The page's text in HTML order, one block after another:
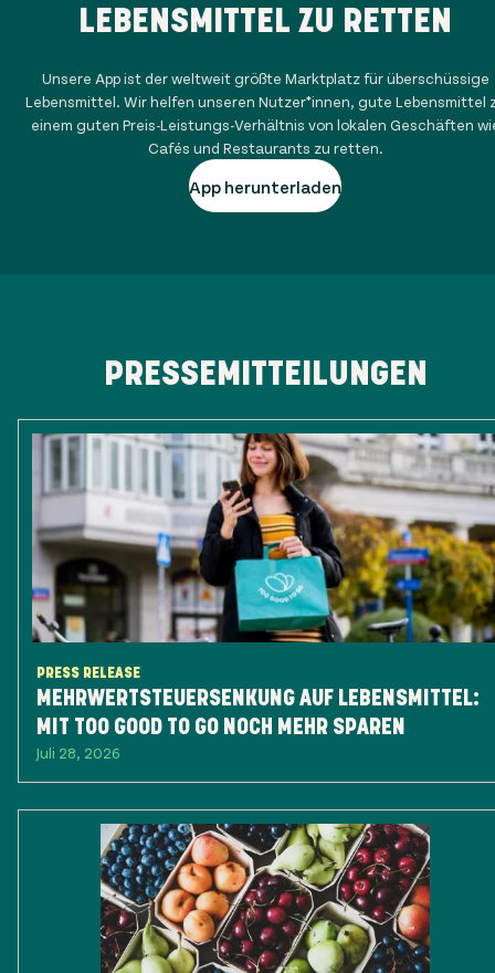
LEBENSMITTEL ZU RETTEN
Unsere App ist der weltweit größte Marktplatz für überschüssige
Lebensmittel. Wir helfen unseren Nutzer*innen, gute Lebensmittel
einem guten Preis-Leistungs-Verhältnis von lokalen Geschäften
Cafés und Restaurants zu retten.
App herunterladen
PRESSEMITTEILUNGEN
PRESS RELEASE
MEHRWERTSTEUERSENKUNG AUF LEBENSMITTEL:
MIT TOO GOOD TO GO NOCH MEHR SPAREN
Juli 28, 2026